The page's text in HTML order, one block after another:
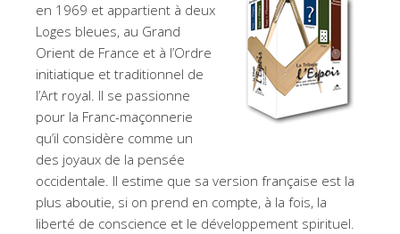
en 1969 et appartient à deux
Loges bleues, au Grand
Orient de France et à l’Ordre
initiatique et traditionnel de
l’Art royal. Il se passionne
pour la Franc-maçonnerie
qu’il considère comme un
des joyaux de la pensée
occidentale. Il estime que sa version française est la
plus aboutie, si on prend en compte, à la fois, la
liberté de conscience et le développement spirituel.